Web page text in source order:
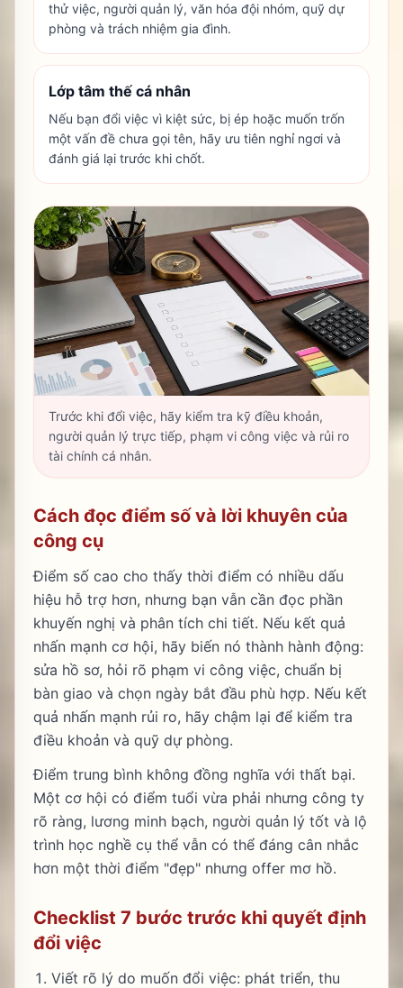
thử việc, người quản lý, văn hóa đội nhóm, quỹ dự
phòng và trách nhiệm gia đình.
Lớp tâm thế cá nhân
Nếu bạn đổi việc vì kiệt sức, bị ép hoặc muốn trốn
một vấn đề chưa gọi tên, hãy ưu tiên nghỉ ngơi và
đánh giá lại trước khi chốt.
Trước khi đổi việc, hãy kiểm tra kỹ điều khoản,
người quản lý trực tiếp, phạm vi công việc và rủi ro
tài chính cá nhân.
Cách đọc điểm số và lời khuyên của
công cụ
Điểm số cao cho thấy thời điểm có nhiều dấu
hiệu hỗ trợ hơn, nhưng bạn vẫn cần đọc phần
khuyến nghị và phân tích chi tiết. Nếu kết quả
nhấn mạnh cơ hội, hãy biến nó thành hành động:
sửa hồ sơ, hỏi rõ phạm vi công việc, chuẩn bị
bàn giao và chọn ngày bắt đầu phù hợp. Nếu kết
quả nhấn mạnh rủi ro, hãy chậm lại để kiểm tra
điều khoản và quỹ dự phòng.
Điểm trung bình không đồng nghĩa với thất bại.
Một cơ hội có điểm tuổi vừa phải nhưng công ty
rõ ràng, lương minh bạch, người quản lý tốt và lộ
trình học nghề cụ thể vẫn có thể đáng cân nhắc
hơn một thời điểm "đẹp" nhưng offer mơ hồ.
Checklist 7 bước trước khi quyết định
đổi việc
Viết rõ lý do muốn đổi việc: phát triển, thu